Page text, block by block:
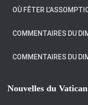
OÙ FÊTER
COMMENTAIRES DU
COMMENTAIRES DU
Nouvelles du Vatican